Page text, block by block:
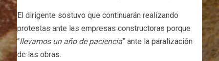
El dirigente sostuvo que continuarán realizando
protestas ante las empresas constructoras porque
“llevamos un año de paciencia” ante la paralización
de las obras.